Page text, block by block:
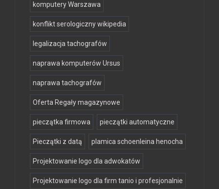
komputery Warszawa
konflikt serologiczny wikipedia
legalizacja tachografów
naprawa komputerów Ursus
naprawa tachografów
Oferta Regały magazynowe
pieczątka firmowa pieczątki automatyczne
Pieczątki z datą plamica schoenleina henocha
Projektowanie logo dla adwokatów
Projektowanie logo dla firm tanio i profesjonalnie